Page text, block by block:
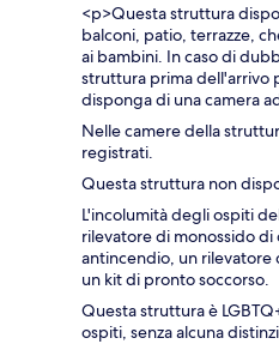
<p>Questa struttura
balconi, patio, terrazze,
ai bambini. In caso di
struttura prima dell'arrivo
disponga di una camera
Nelle camere della
registrati.
Questa struttura non
L'incolumità degli ospiti
rilevatore di monossido
antincendio, un rilevatore
un kit di pronto soccorso.
Questa struttura è
ospiti, senza alcuna